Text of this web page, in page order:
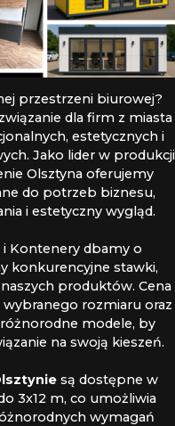
przestrzeni biurowej?
dla firm z miasta
estetycznych i
Jako lider w produkcji
Olsztyna oferujemy
do potrzeb biznesu,
i estetyczny wygląd.
i Kontenery dbamy o
konkurencyjne stawki,
produktów. Cena
rozmiaru oraz
modele, by
na swoją kieszeń.
są dostępne w
3x12 m, co umożliwia
wymagań